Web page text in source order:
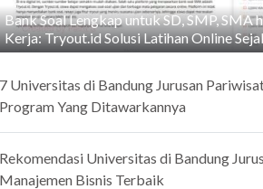
Bank Soal Lengkap untuk SD, SMP, SMA
Kerja: Tryout.id Solusi Latihan Online
Universitas di Bandung Jurusan
Yang Ditawarkannya
Universitas di Bandung
Bisnis Terbaik